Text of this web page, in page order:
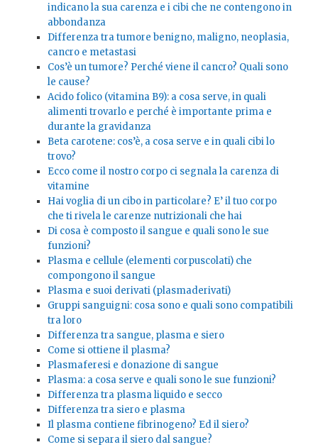
indicano la sua carenza e i cibi che ne contengono in
abbondanza
Differenza tra tumore benigno, maligno, neoplasia,
cancro e metastasi
Cos’è un tumore? Perché viene il cancro? Quali sono
le cause?
Acido folico (vitamina B9): a cosa serve, in quali
alimenti trovarlo e perché è importante prima e
durante la gravidanza
Beta carotene: cos’è, a cosa serve e in quali cibi lo
trovo?
Ecco come il nostro corpo ci segnala la carenza di
vitamine
Hai voglia di un cibo in particolare? E’ il tuo corpo
che ti rivela le carenze nutrizionali che hai
Di cosa è composto il sangue e quali sono le sue
funzioni?
Plasma e cellule (elementi corpuscolati) che
compongono il sangue
Plasma e suoi derivati (plasmaderivati)
Gruppi sanguigni: cosa sono e quali sono compatibili
tra loro
Differenza tra sangue, plasma e siero
Come si ottiene il plasma?
Plasmaferesi e donazione di sangue
Plasma: a cosa serve e quali sono le sue funzioni?
Differenza tra plasma liquido e secco
Differenza tra siero e plasma
Il plasma contiene fibrinogeno? Ed il siero?
Come si separa il siero dal sangue?